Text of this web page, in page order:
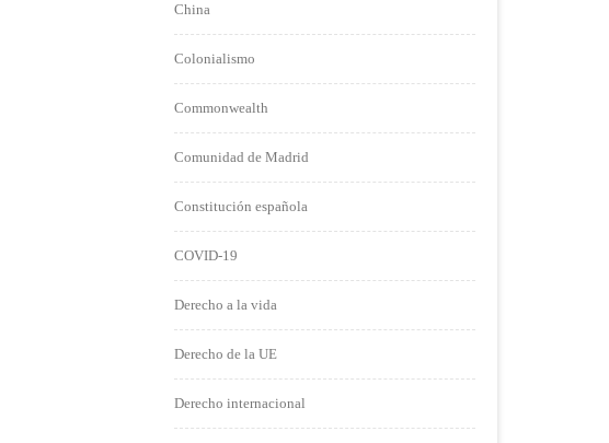
China
Colonialismo
Commonwealth
Comunidad de Madrid
Constitución española
COVID-19
Derecho a la vida
Derecho de la UE
Derecho internacional